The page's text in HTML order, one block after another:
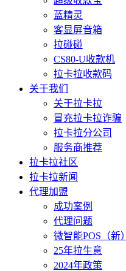
蓝精灵
客显屏音箱
拉碰碰
CS80-U收款机
拉卡拉收款码
关于我们
关于拉卡拉
冒充拉卡拉诈骗
拉卡拉分公司
服务商推荐
拉卡拉社区
拉卡拉新闻
代理加盟
成功案例
代理问题
微智能POS（新）
25年拉生意
2024年政策